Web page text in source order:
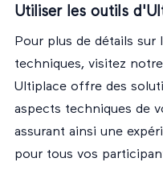
Utiliser les outils
Pour plus de détails
techniques, visitez
Ultiplace offre des
aspects techniques de
assurant ainsi une
pour tous vos